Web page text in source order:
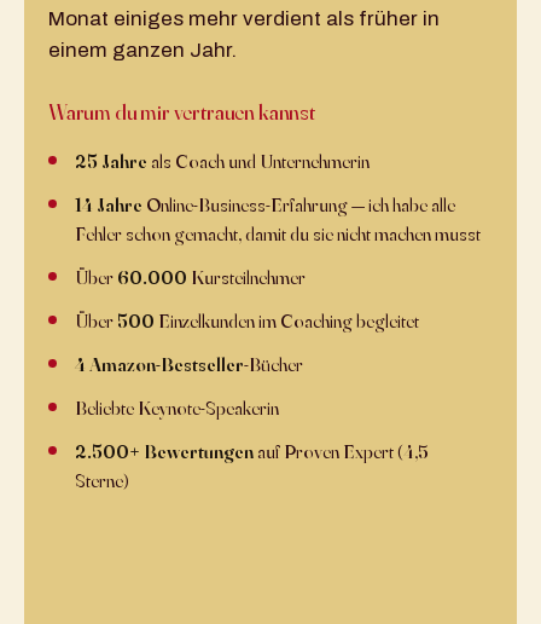
Monat einiges mehr verdient als früher in
einem ganzen Jahr.
Warum du mir vertrauen kannst
25 Jahre als Coach und Unternehmerin
14 Jahre Online-Business-Erfahrung — ich habe alle
Fehler schon gemacht, damit du sie nicht machen musst
Über 60.000 Kursteilnehmer
Über 500 Einzelkunden im Coaching begleitet
4 Amazon-Bestseller-Bücher
Beliebte Keynote-Speakerin
2.500+ Bewertungen auf Proven Expert (4,5+
Sterne)